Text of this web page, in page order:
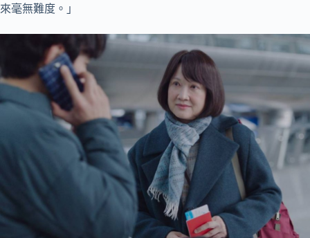
來毫無難度。」